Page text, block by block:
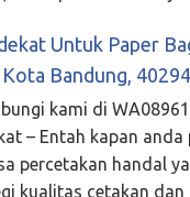
Untuk Paper
Bandung, 40294
kami di
– Entah kapan anda
percetakan handal
kualitas cetakan dan